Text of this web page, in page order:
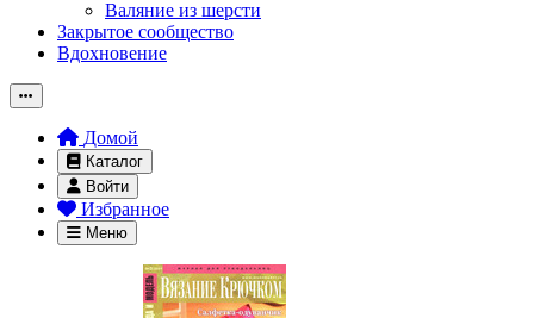
Валяние из шерсти
Закрытое сообщество
Вдохновение
Домой
Каталог
Войти
Избранное
Меню